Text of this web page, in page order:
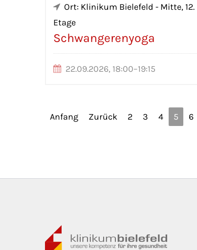
Ort: Klinikum Bielefeld - Mitte, 12.
Etage
Schwangerenyoga
22.09.2026, 18:00–19:15
Anfang Zurück 2 3 4 5 6